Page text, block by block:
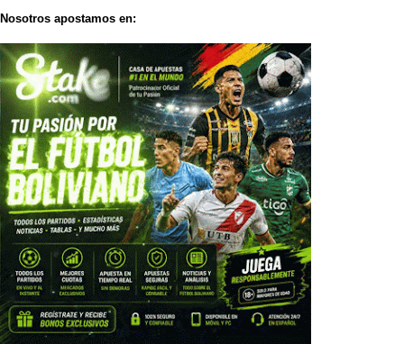
Nosotros apostamos en: